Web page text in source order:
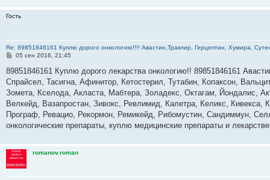
Гость
Re: 89851846161 Куплю дорого онкологию!!!! Авастин,Траклир, Герцептин, Хумира,
С
о
щ
е
и
е
05 сен 2016, 21:45
89851846161 Куплю дорого лекарства онкологию!! 89851846161
Спрайсел, Тасигна, Афинитор, Кетостерил, Тутабин, Копаксон,
Зомета, Кселода, Акласта, Мабтера, Золадекс, Октагам, Йондалис,
Велкейд, Вазапростан, Зивокс, Ревлимид, Калетра, Келикс,
Програф, Ревацио, Рекормон, Ремикейд, Рибомустин, Сандиммун,
онкологические препараты, куплю медицинские препараты и
romanov.roman